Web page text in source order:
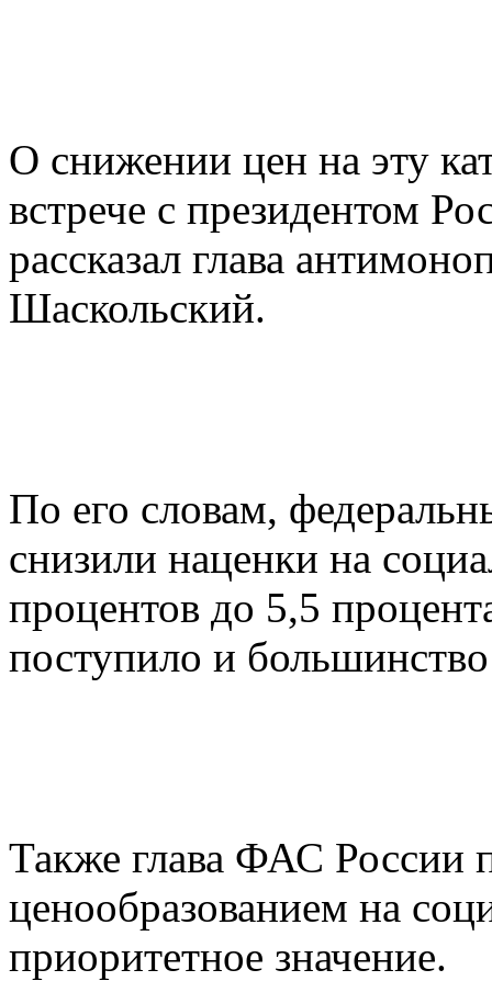
О снижении цен на эту
встрече с президентом
рассказал глава
Шаскольский.
По его словам,
снизили наценки на
процентов до 5,5
поступило и
Также глава ФАС России
ценообразованием на
приоритетное значение.